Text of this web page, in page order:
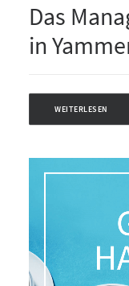
Das
in
WEITERLESEN